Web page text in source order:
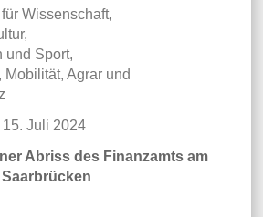
Wissenschaft,
und Sport,
Agrar und
Juli 2024
Abriss des Finanzamts am